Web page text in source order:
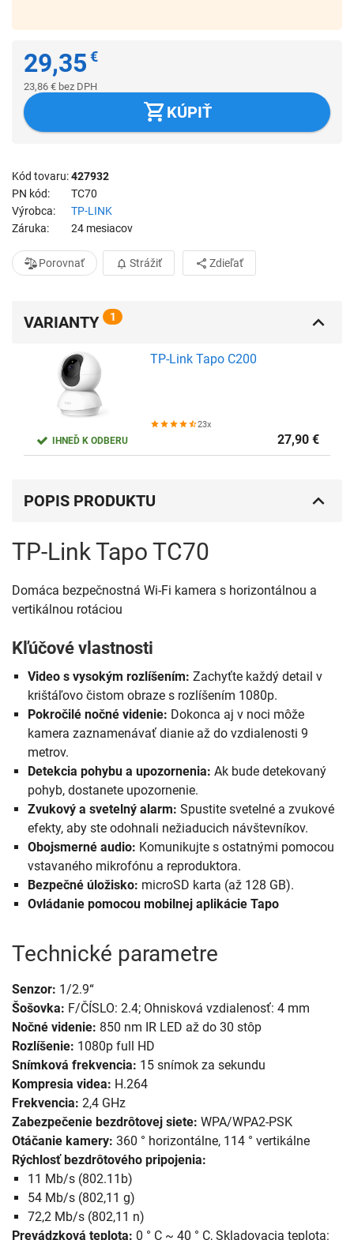
29,35 €
23,86 € bez DPH
KÚPIŤ
Kód tovaru 427932
PN kód
TC70
Výrobca
TP-LINK
Záruka
24 mesiacov
Porovnať Strážiť Zdieľať
VARIANTY 1
IHNEĎ K ODBERU
TP-Link Tapo C200
23x
27,90 €
POPIS PRODUKTU
TP-Link Tapo TC70
Domáca bezpečnostná Wi-Fi kamera s horizontálnou a
vertikálnou rotáciou
Kľúčové vlastnosti
Video s vysokým rozlíšením: Zachyťte každý detail v
krištáľovo čistom obraze s rozlíšením 1080p.
Pokročilé nočné videnie: Dokonca aj v noci môže
kamera zaznamenávať dianie až do vzdialenosti 9
metrov.
Detekcia pohybu a upozornenia: Ak bude detekovaný
pohyb, dostanete upozornenie.
Zvukový a svetelný alarm: Spustite svetelné a zvukové
efekty, aby ste odohnali nežiaducich návštevníkov.
Obojsmerné audio: Komunikujte s ostatnými pomocou
vstavaného mikrofónu a reproduktora.
Bezpečné úložisko: microSD karta (až 128 GB).
Ovládanie pomocou mobilnej aplikácie Tapo
Technické parametre
Senzor: 1/2.9“
Šošovka: F/ČÍSLO: 2.4; Ohnisková vzdialenosť: 4 mm
Nočné videnie: 850 nm IR LED až do 30 stôp
Rozlíšenie: 1080p full HD
Snímková frekvencia: 15 snímok za sekundu
Kompresia videa: H.264
Frekvencia: 2,4 GHz
Zabezpečenie bezdrôtovej siete: WPA/WPA2-PSK
Otáčanie kamery: 360 ° horizontálne, 114 ° vertikálne
Rýchlosť bezdrôtového pripojenia:
11 Mb/s (802.11b)
54 Mb/s (802,11 g)
72,2 Mb/s (802,11 n)
Prevádzková teplota: 0 ° C ~ 40 ° C, Skladovacia teplota: